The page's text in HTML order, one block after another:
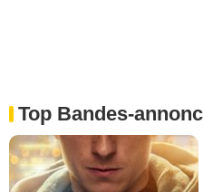
Top Bandes-